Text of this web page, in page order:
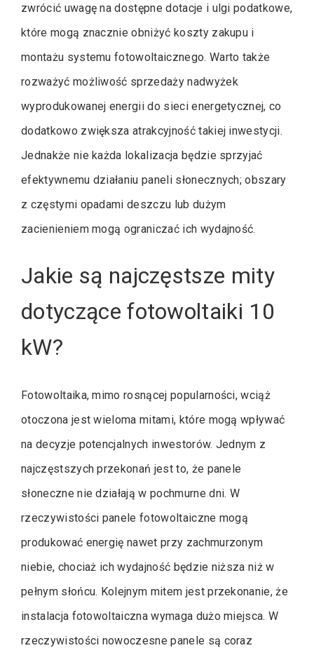
zwrócić uwagę na dostępne dotacje i ulgi podatkowe,
które mogą znacznie obniżyć koszty zakupu i
montażu systemu fotowoltaicznego. Warto także
rozważyć możliwość sprzedaży nadwyżek
wyprodukowanej energii do sieci energetycznej, co
dodatkowo zwiększa atrakcyjność takiej inwestycji.
Jednakże nie każda lokalizacja będzie sprzyjać
efektywnemu działaniu paneli słonecznych; obszary
z częstymi opadami deszczu lub dużym
zacienieniem mogą ograniczać ich wydajność.
Jakie są najczęstsze mity
dotyczące fotowoltaiki 10
kW?
Fotowoltaika, mimo rosnącej popularności, wciąż
otoczona jest wieloma mitami, które mogą wpływać
na decyzje potencjalnych inwestorów. Jednym z
najczęstszych przekonań jest to, że panele
słoneczne nie działają w pochmurne dni. W
rzeczywistości panele fotowoltaiczne mogą
produkować energię nawet przy zachmurzonym
niebie, chociaż ich wydajność będzie niższa niż w
pełnym słońcu. Kolejnym mitem jest przekonanie, że
instalacja fotowoltaiczna wymaga dużo miejsca. W
rzeczywistości nowoczesne panele są coraz